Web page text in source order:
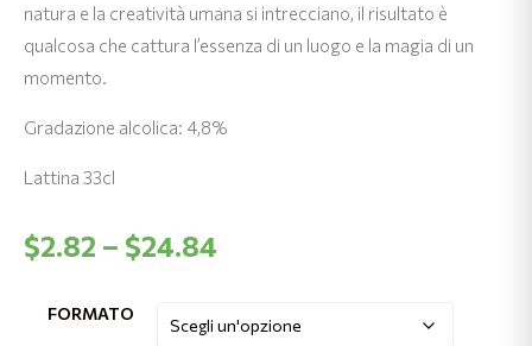
natura e la creatività umana si intrecciano, il risultato è
qualcosa che cattura l’essenza di un luogo e la magia di un
momento.
Gradazione alcolica: 4,8%
Lattina 33cl
$2.82 – $24.84
prezzo:
FORMATO